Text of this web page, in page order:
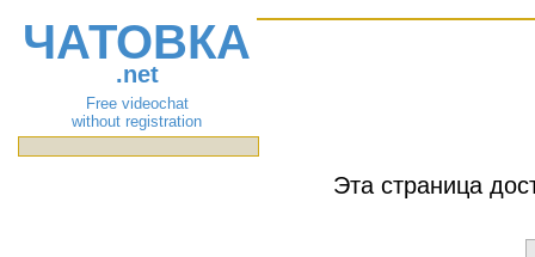
ЧАТОВКА
.net
Free videochat
without registration
Эта страница